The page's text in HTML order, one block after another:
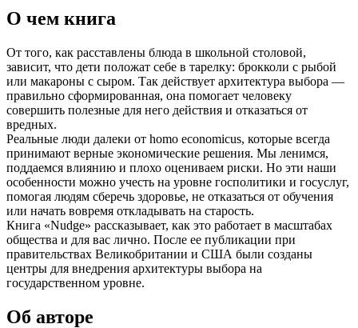
О чем книга
От того, как расставлены блюда в школьной столовой,
зависит, что дети положат себе в тарелку: брокколи с рыбой
или макароны с сыром. Так действует архитектура выбора —
правильно сформированная, она помогает человеку
совершить полезные для него действия и отказаться от
вредных.
Реальные люди далеки от homo economicus, которые всегда
принимают верные экономические решения. Мы ленимся,
поддаемся влиянию и плохо оцениваем риски. Но эти наши
особенности можно учесть на уровне госполитики и госуслуг,
помогая людям сберечь здоровье, не отказаться от обучения
или начать вовремя откладывать на старость.
Книга «Nudge» рассказывает, как это работает в масштабах
общества и для вас лично. После ее публикации при
правительствах Великобритании и США были созданы
центры для внедрения архитектуры выбора на
государственном уровне.
Об авторе